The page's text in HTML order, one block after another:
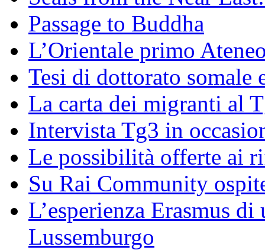
Passage to Buddha
L’Orientale primo
Tesi di dottorato somale
La carta dei migranti al
Intervista Tg3 in
Le possibilità offerte ai
Su Rai Community
L’esperienza Erasmus
Lussemburgo